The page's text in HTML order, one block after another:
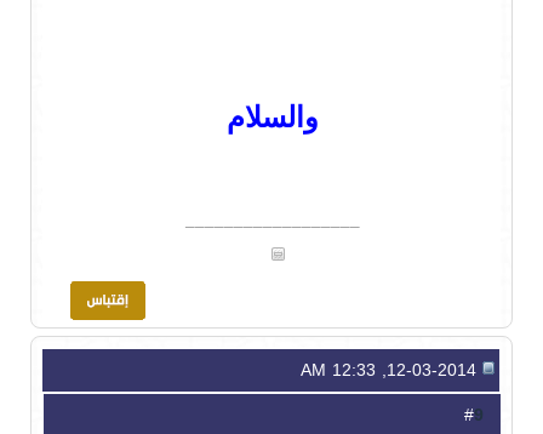
والسلام
__________________
9